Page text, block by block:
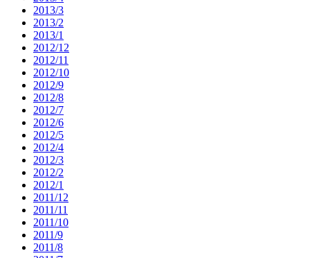
2013/3
2013/2
2013/1
2012/12
2012/11
2012/10
2012/9
2012/8
2012/7
2012/6
2012/5
2012/4
2012/3
2012/2
2012/1
2011/12
2011/11
2011/10
2011/9
2011/8